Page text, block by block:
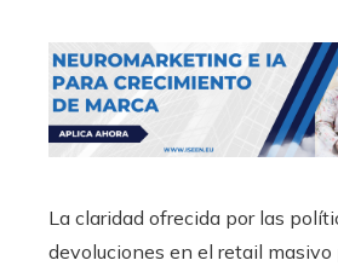
La claridad ofrecida por las
devoluciones en el retail masivo